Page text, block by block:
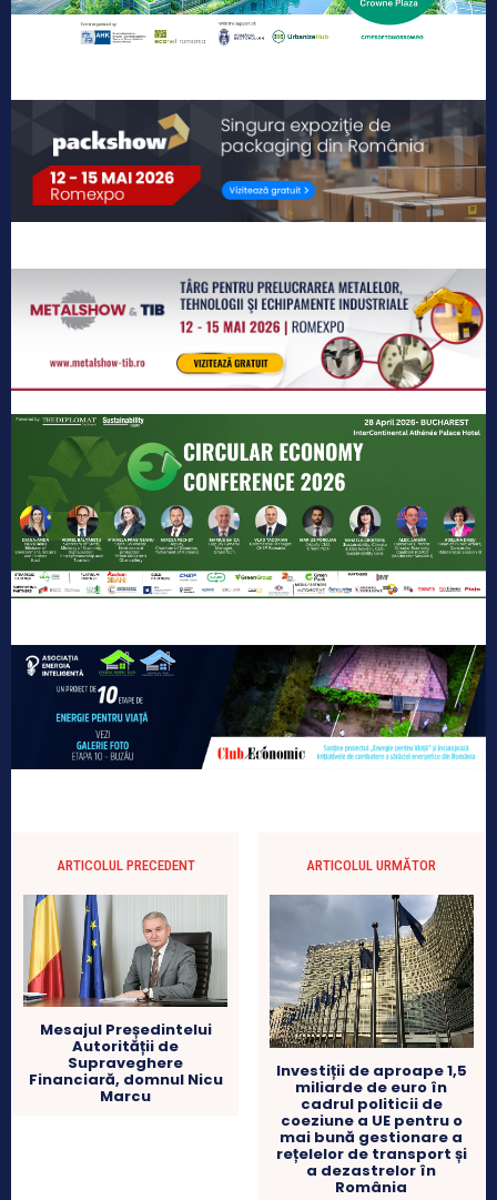
ARTICOLUL PRECEDENT
Mesajul Președintelui
Autorității de
Supraveghere
Financiară, domnul Nicu
Marcu
ARTICOLUL URMĂTOR
Investiții de aproape 1,5
miliarde de euro în
cadrul politicii de
coeziune a UE pentru o
mai bună gestionare a
rețelelor de transport și
a dezastrelor în
România